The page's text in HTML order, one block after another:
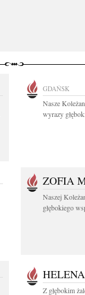
GDAŃSK
Nasze
wyrazy
ZOFIA
Naszej
głębokiego
Z głębokim